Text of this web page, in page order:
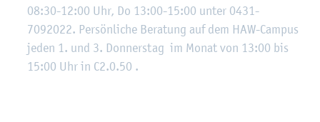
08:30-12:00 Uhr, Do 13:00-15:00 unter 0431-
7092022. Per­sön­li­che Be­ra­tung auf dem HAW-Cam­pus
jeden 1. und 3. Don­ners­tag im Monat von 13:00 bis
15:00 Uhr in C2.0.50 .